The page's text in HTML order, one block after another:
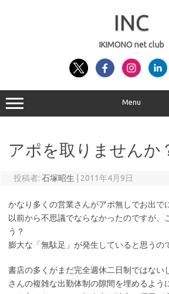
INC
IKIMONO net club
Menu
アポを取りませんか
投稿者: 石塚昭生 2011年4月9日
かなり多くの営業さんがアポ無しでお出で
以前から不思議でならなかったのですが、
う？
膨大な「無駄足」が発生していると思うの
書店の多くがまだ完全週休二日制ではない
さんの複雑な出勤体制の隙間を埋めるよう